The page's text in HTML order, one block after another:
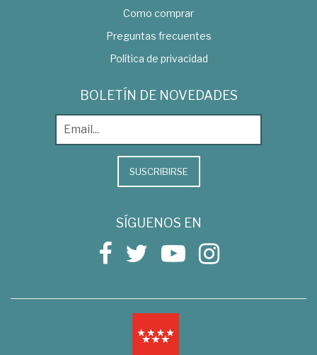
Como comprar
Preguntas frecuentes
Política de privacidad
BOLETÍN DE NOVEDADES
SUSCRIBIRSE
SÍGUENOS EN